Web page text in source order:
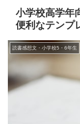
小学校高学年
便利なテンプ
読書感想文・小学校5・6年生